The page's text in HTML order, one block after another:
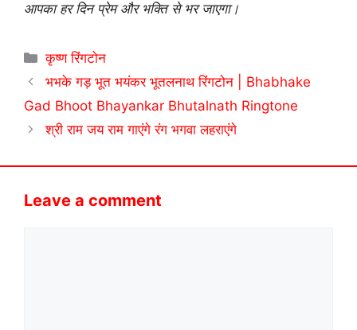
आपका हर दिन प्रेम और भक्ति से भर जाएगा।
Categories
कृष्ण रिंगटोन
भभके गड़ भूत भयंकर भूतलनाथ रिंगटोन | Bhabhake
Gad Bhoot Bhayankar Bhutalnath Ringtone
श्री राम जय राम गाएंगे रंग भगवा लहराएंगे
Leave a comment